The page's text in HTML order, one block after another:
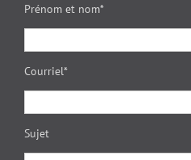
Prénom et nom*
Courriel*
Sujet